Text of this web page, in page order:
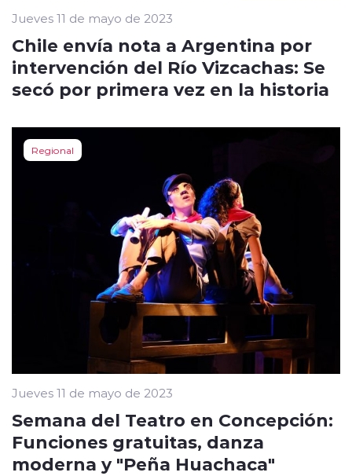
Jueves 11 de mayo de 2023
Chile envía nota a Argentina por
intervención del Río Vizcachas: Se
secó por primera vez en la historia
Regional
Jueves 11 de mayo de 2023
Semana del Teatro en Concepción:
Funciones gratuitas, danza
moderna y "Peña Huachaca"